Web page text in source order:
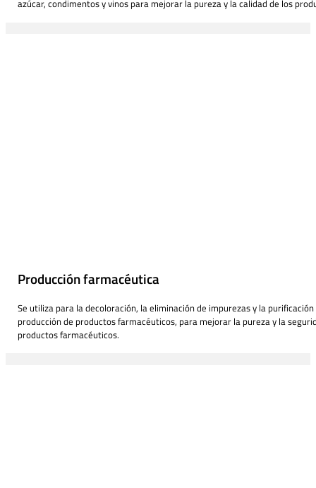
azúcar, condimentos y vinos para mejorar la pureza y la calidad de los
Producción farmacéutica
Se utiliza para la decoloración, la eliminación de impurezas y la purificación
producción de productos farmacéuticos, para mejorar la pureza y la
productos farmacéuticos.